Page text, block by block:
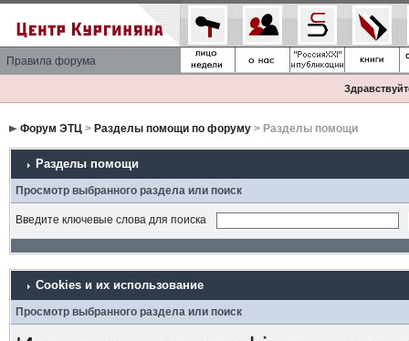
Правила форума
Форум ЭТЦ> Разделы помощи по форуму> Разделы помощи
Разделы помощи
Просмотр выбранного раздела или поиск
Введите ключевые слова для поиска
Cookies и их использование
Просмотр выбранного раздела или поиск